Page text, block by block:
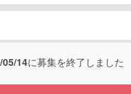
05/14に募集を終了しました